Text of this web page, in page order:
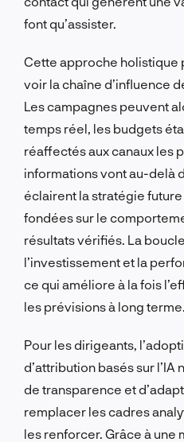
font qu’assister.
Cette approche holistique
voir la chaîne d’influence
Les campagnes peuvent
temps réel, les budgets
réaffectés aux canaux les
informations vont au-delà
éclairent la stratégie
fondées sur le
résultats vérifiés. La
l’investissement et la
ce qui améliore à la fois
les prévisions à long terme.
Pour les dirigeants,
d’attribution basés sur l’IA
de transparence et
remplacer les cadres
les renforcer. Grâce à